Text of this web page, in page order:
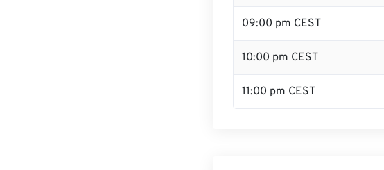
09:00 pm CEST
10:00 pm CEST
11:00 pm CEST